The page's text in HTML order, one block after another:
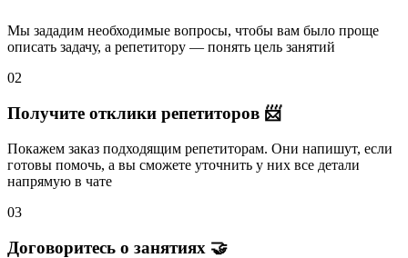
Мы зададим необходимые вопросы, чтобы вам было проще
описать задачу, а репетитору — понять цель занятий
02
Получите отклики репетиторов 📨
Покажем заказ подходящим репетиторам. Они напишут, если
готовы помочь, а вы сможете уточнить у них все детали
напрямую в чате
03
Договоритесь о занятиях 🤝